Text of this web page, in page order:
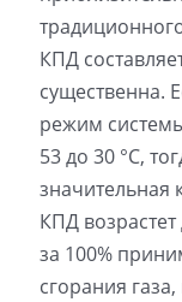
КПД
существенна.
режим
53 до 30 °C,
значительная
КПД
за 100%
сгорания